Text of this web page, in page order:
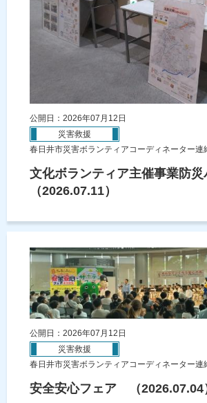
公開日：2026年07月12日
災害救援
春日井市災害ボランティアコーディネーター連
文化ボランティア主催事業防
（2026.07.11）
公開日：2026年07月12日
災害救援
春日井市災害ボランティアコーディネーター連
安全安心フェア （2026.07.04